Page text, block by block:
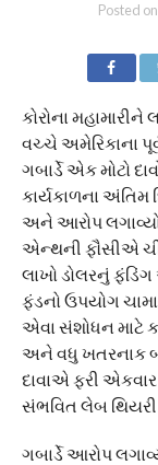
Posted on
કોરોના મહામારીને
વચ્ચે અમેરિકાના
ગબાર્ડે એક મોટો
કાર્યકાળના અંતિમ
અને આરોપ લગાવ્યો
એન્થની ફૌસીએ
લાખો ડોલરનું
ફંડનો ઉપયોગ
એવા સંશોધન માટે
અને વધુ ખતરનાક
દાવાએ ફરી
સંભવિત લેબ
ગબાર્ડે આરોપ